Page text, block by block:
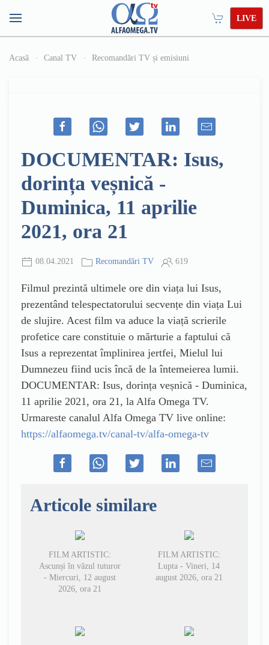
LIVE
Acasă Canal TV Recomandări TV și emisiuni
DOCUMENTAR: Isus,
dorința veșnică -
Duminica, 11 aprilie
2021, ora 21
08.04.2021 Recomandări TV 619
Filmul prezintă ultimele ore din viața lui Isus,
prezentând telespectatorului secvențe din viața Lui
de slujire. Acest film va aduce la viață scrierile
profetice care constituie o mărturie a faptului că
Isus a reprezentat împlinirea jertfei, Mielul lui
Dumnezeu fiind ucis încă de la întemeierea lumii.
DOCUMENTAR: Isus, dorința veșnică - Duminica,
11 aprilie 2021, ora 21, la Alfa Omega TV.
Urmareste canalul Alfa Omega TV live online:
https://alfaomega.tv/canal-tv/alfa-omega-tv
Articole similare
FILM ARTISTIC:
Ascunși în văzul tuturor
- Miercuri, 12 august
2026, ora 21
FILM ARTISTIC:
Lupta - Vineri, 14
august 2026, ora 21